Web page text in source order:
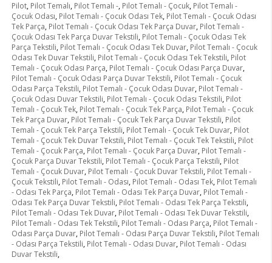
Pilot, Pilot Temalı, Pilot Temalı -, Pilot Temalı - Çocuk, Pilot Temalı -
Çocuk Odası, Pilot Temalı - Çocuk Odası Tek, Pilot Temalı - Çocuk Odası
Tek Parça, Pilot Temalı - Çocuk Odası Tek Parça Duvar, Pilot Temalı -
Çocuk Odası Tek Parça Duvar Tekstili, Pilot Temalı - Çocuk Odası Tek
Parça Tekstili, Pilot Temalı - Çocuk Odası Tek Duvar, Pilot Temalı - Çocuk
Odası Tek Duvar Tekstili, Pilot Temalı - Çocuk Odası Tek Tekstili, Pilot
Temalı - Çocuk Odası Parça, Pilot Temalı - Çocuk Odası Parça Duvar,
Pilot Temalı - Çocuk Odası Parça Duvar Tekstili, Pilot Temalı - Çocuk
Odası Parça Tekstili, Pilot Temalı - Çocuk Odası Duvar, Pilot Temalı -
Çocuk Odası Duvar Tekstili, Pilot Temalı - Çocuk Odası Tekstili, Pilot
Temalı - Çocuk Tek, Pilot Temalı - Çocuk Tek Parça, Pilot Temalı - Çocuk
Tek Parça Duvar, Pilot Temalı - Çocuk Tek Parça Duvar Tekstili, Pilot
Temalı - Çocuk Tek Parça Tekstili, Pilot Temalı - Çocuk Tek Duvar, Pilot
Temalı - Çocuk Tek Duvar Tekstili, Pilot Temalı - Çocuk Tek Tekstili, Pilot
Temalı - Çocuk Parça, Pilot Temalı - Çocuk Parça Duvar, Pilot Temalı -
Çocuk Parça Duvar Tekstili, Pilot Temalı - Çocuk Parça Tekstili, Pilot
Temalı - Çocuk Duvar, Pilot Temalı - Çocuk Duvar Tekstili, Pilot Temalı -
Çocuk Tekstili, Pilot Temalı - Odası, Pilot Temalı - Odası Tek, Pilot Temalı
- Odası Tek Parça, Pilot Temalı - Odası Tek Parça Duvar, Pilot Temalı -
Odası Tek Parça Duvar Tekstili, Pilot Temalı - Odası Tek Parça Tekstili,
Pilot Temalı - Odası Tek Duvar, Pilot Temalı - Odası Tek Duvar Tekstili,
Pilot Temalı - Odası Tek Tekstili, Pilot Temalı - Odası Parça, Pilot Temalı -
Odası Parça Duvar, Pilot Temalı - Odası Parça Duvar Tekstili, Pilot Temalı
- Odası Parça Tekstili, Pilot Temalı - Odası Duvar, Pilot Temalı - Odası
Duvar Tekstili,